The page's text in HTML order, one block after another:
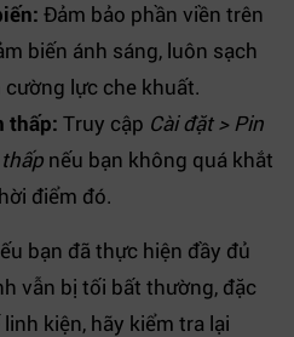
Đảm bảo phần viền trên
biến ánh sáng, luôn sạch
lực che khuất.
thấp: Truy cập Cài đặt > Pin
nếu bạn không quá khắt
điểm đó.
bạn đã thực hiện đầy đủ
vẫn bị tối bất thường, đặc
kiện, hãy kiểm tra lại